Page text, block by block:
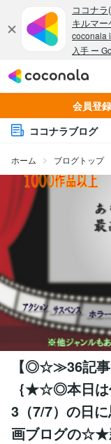
会員登
ココナラブログ
ホーム ブログトップ
【◎☆≫36記
｛★☆◎本日
3（7/7）の日
画ブログの☆★